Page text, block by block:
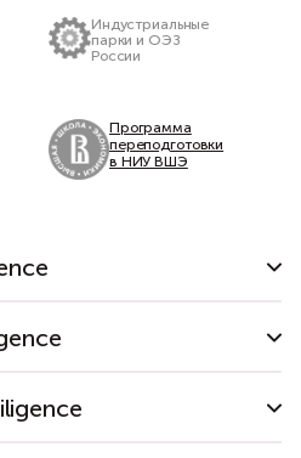
Индустриальные
парки и ОЭЗ
России
Программа
переподготовки
в НИУ ВШЭ
лицензированных
деятельности
Проверка схем